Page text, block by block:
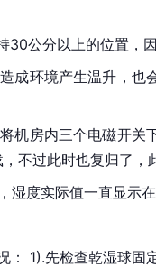
30公分以上的位置，
成环境产生温升，
机房内三个电磁开
不过此时也复归了，
湿度实际值一直显示
： 1).先检查乾湿球